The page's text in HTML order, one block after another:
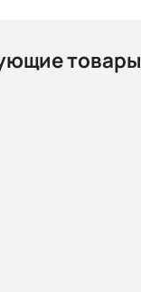
товары